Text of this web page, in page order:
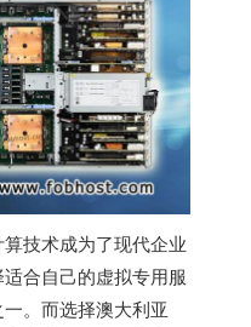
技术成为了现代企业
合自己的虚拟专用服
。而选择澳大利亚